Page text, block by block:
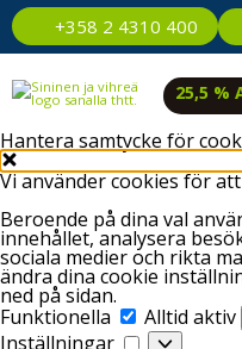
Hantera samtycke för
Vi använder cookies för
Beroende på dina val
innehållet, analysera
sociala medier och rikta
ändra dina cookie
ned på sidan.
Funktionella
Alltid aktiv
+358 2 4310 400
25,5 %